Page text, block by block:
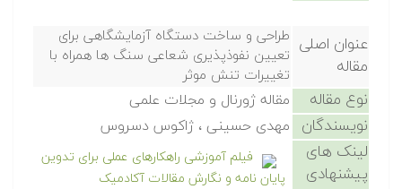
عنوان اصلی
مقاله
طراحی و ساخت دستگاه آزمایشگاهی برای
تعیین نفوذپذیری شعاعی سنگ ها همراه با
تغییرات تنش موثر
نوع مقاله مقاله ژورنال و مجلات علمی
نویسندگان مهدی حسینی ، ژاکوس دسروس
لینک های
پیشنهادی
فیلم آموزشی راهکارهای عملی برای تدوین
پایان نامه و نگارش مقالات آکادمیک